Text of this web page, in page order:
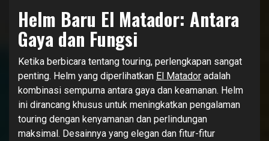
Helm Baru El Matador: Antara
Gaya dan Fungsi
Ketika berbicara tentang touring, perlengkapan sangat
penting. Helm yang diperlihatkan El Matador adalah
kombinasi sempurna antara gaya dan keamanan. Helm
ini dirancang khusus untuk meningkatkan pengalaman
touring dengan kenyamanan dan perlindungan
maksimal. Desainnya yang elegan dan fitur-fitur